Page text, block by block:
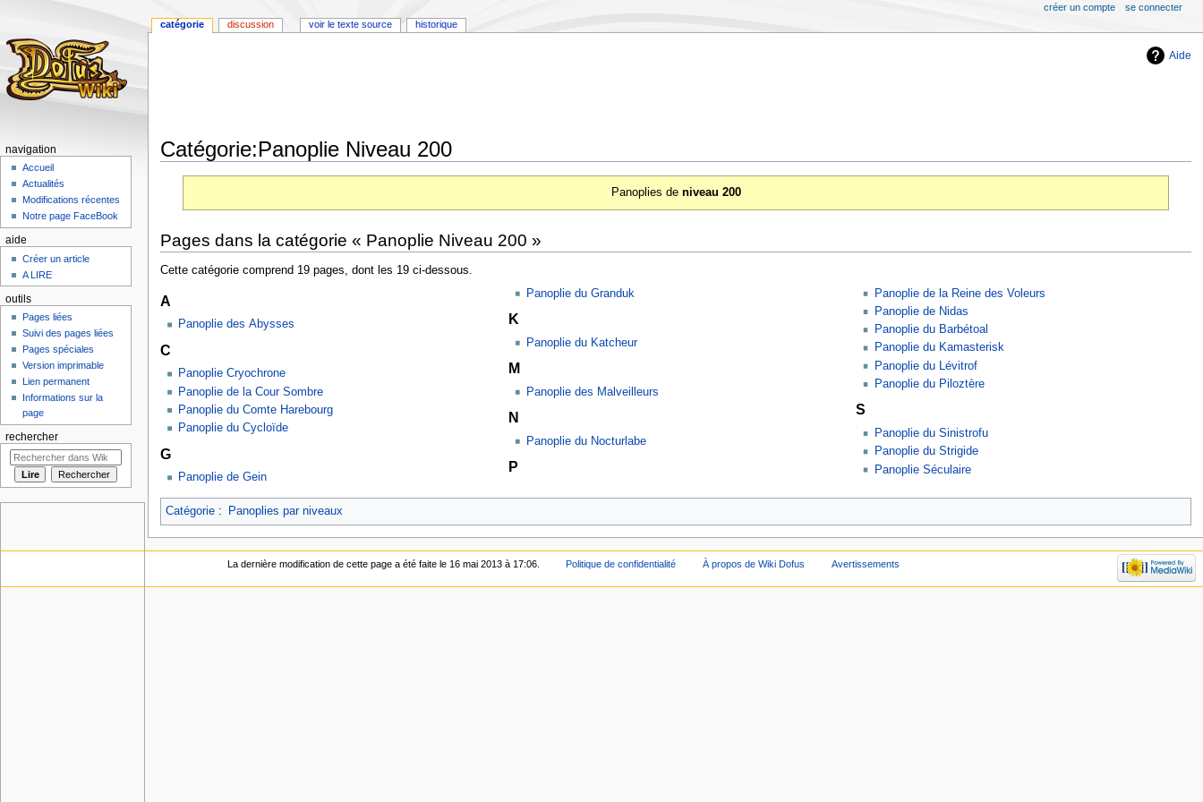
Aide
Catégorie:Panoplie Niveau 200
navigation
recherche
Panoplies de niveau 200
Pages dans la catégorie « Panoplie Niveau 200 »
Cette catégorie comprend 19 pages, dont les 19 ci-dessous.
A
Panoplie des Abysses
C
Panoplie Cryochrone
Panoplie de la Cour Sombre
Panoplie du Comte Harebourg
Panoplie du Cycloïde
G
Panoplie de Gein
Panoplie du Granduk
K
Panoplie du Katcheur
M
Panoplie des Malveilleurs
N
Panoplie du Nocturlabe
P
Panoplie de la Reine des Voleurs
Panoplie de Nidas
Panoplie du Barbétoal
Panoplie du Kamasterisk
Panoplie du Lévitrof
Panoplie du Piloztère
S
Panoplie du Sinistrofu
Panoplie du Strigide
Panoplie Séculaire
Catégorie: Panoplies par niveaux
catégorie discussion voir le texte source historique
créer un compte se connecter
navigation
Accueil
Actualités
Modifications récentes
Notre page FaceBook
aide
Créer un article
A LIRE
outils
Pages liées
Suivi des pages liées
Pages spéciales
Version imprimable
Lien permanent
Informations sur la
page
rechercher
La dernière modification de cette page a été faite le 16 mai 2013 à 17:06. Politique de confidentialité À propos de Wiki Dofus Avertissements